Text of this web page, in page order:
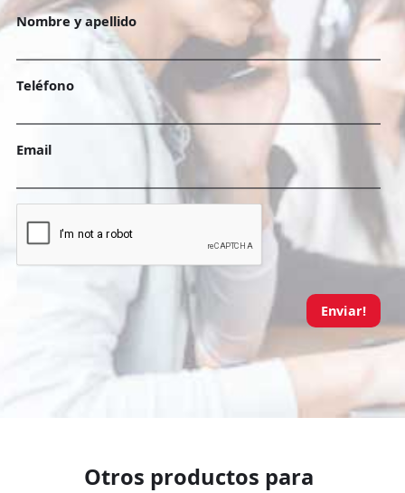
Nombre y apellido
Teléfono
Email
Enviar!
Otros productos para